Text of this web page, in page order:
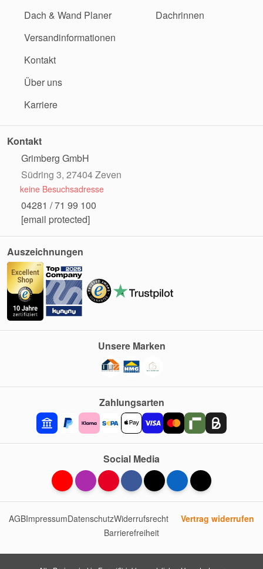
Dach & Wand Planer
Versandinformationen
Kontakt
Über uns
Karriere
Dachrinnen
Kontakt
Grimberg GmbH
Südring 3, 27404 Zeven
keine Besuchsadresse
04281 / 71 99 100
[email protected]
Auszeichnungen
Zahlungsarten
Unsere Marken
Social Media
AGBImpressumDatenschutzWiderrufsrecht
Vertrag widerrufen
Barrierefreiheit